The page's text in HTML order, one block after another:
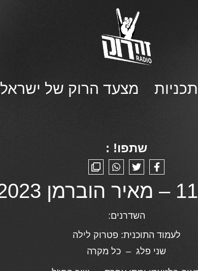
מצעד הרוק של ישראל
שתפו! :
השדרנים:
לעמוד התוכנית: פטרוק לילה
שני פלג – כל מקרה